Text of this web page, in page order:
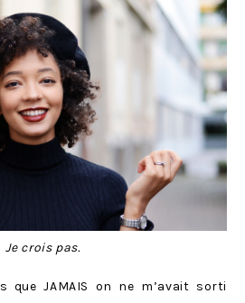
Je crois pas.
que JAMAIS on ne m’avait sorti